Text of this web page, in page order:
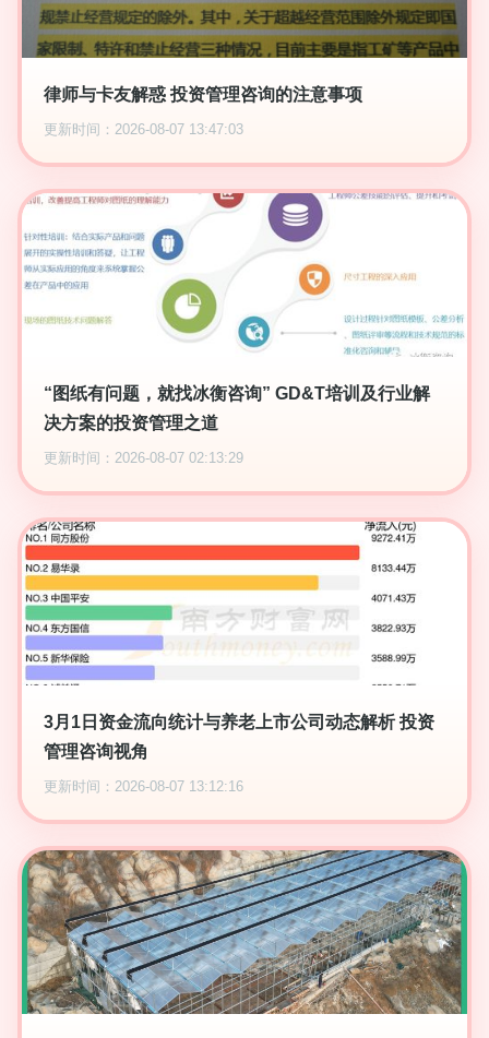
律师与卡友解惑 投资管理咨询的注意事项
更新时间：2026-08-07 13:47:03
“图纸有问题，就找冰衡咨询” GD&T培训及行业解
决方案的投资管理之道
更新时间：2026-08-07 02:13:29
3月1日资金流向统计与养老上市公司动态解析 投资
管理咨询视角
更新时间：2026-08-07 13:12:16